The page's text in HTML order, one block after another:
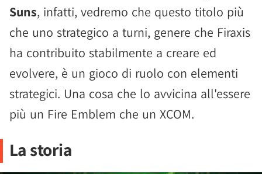
Suns, infatti, vedremo che questo titolo più
che uno strategico a turni, genere che Firaxis
ha contribuito stabilmente a creare ed
evolvere, è un gioco di ruolo con elementi
strategici. Una cosa che lo avvicina all'essere
più un Fire Emblem che un XCOM.
La storia